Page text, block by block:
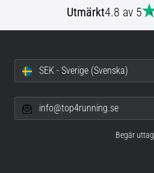
Utmärkt4.8 av 5
SEK - Sverige (Svenska)
info@top4running.se
Begär uttag